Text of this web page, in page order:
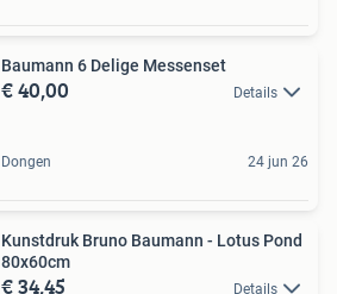
Baumann 6 Delige Messenset
€ 40,00 Details
Dongen 24 jun 26
Kunstdruk Bruno Baumann - Lotus Pond
80x60cm
€ 34,45 Details